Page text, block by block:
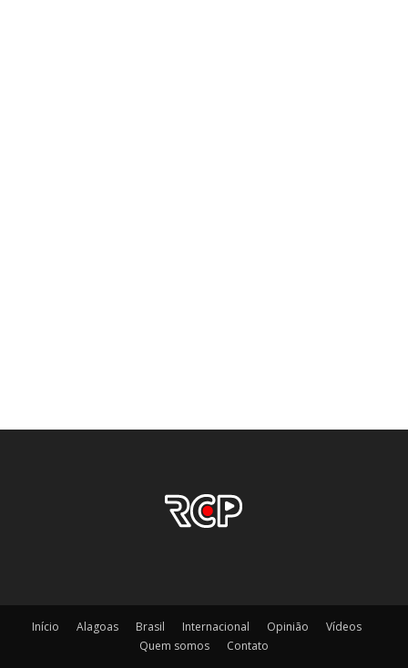
Início Alagoas Brasil Internacional Opinião
Vídeos
Quem somos
Contato